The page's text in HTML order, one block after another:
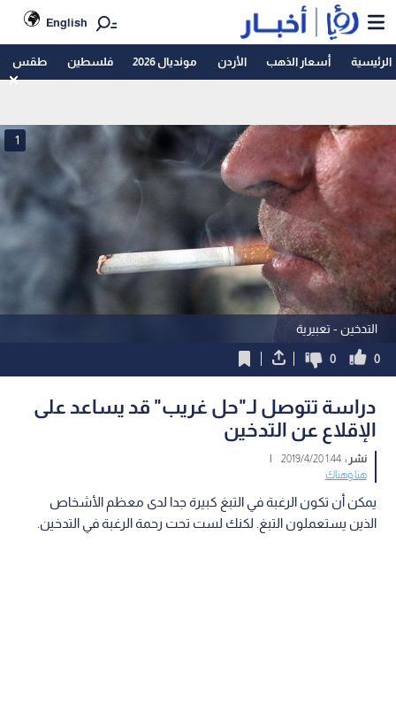
English
الرئيسية أسعار الذهب الأردن مونديال 2026 فلسطين طقس
التدخين - تعبيرية
1
0
0
دراسة تتوصل لـ"حل غريب" قد يساعد على
الإقلاع عن التدخين
نشر :1:44 2019/4/20
|
هنا وهناك
يمكن أن تكون الرغبة في التبغ كبيرة جدا لدى معظم الأشخاص
الذين يستعملون التبغ. لكنك لست تحت رحمة الرغبة في التدخين.